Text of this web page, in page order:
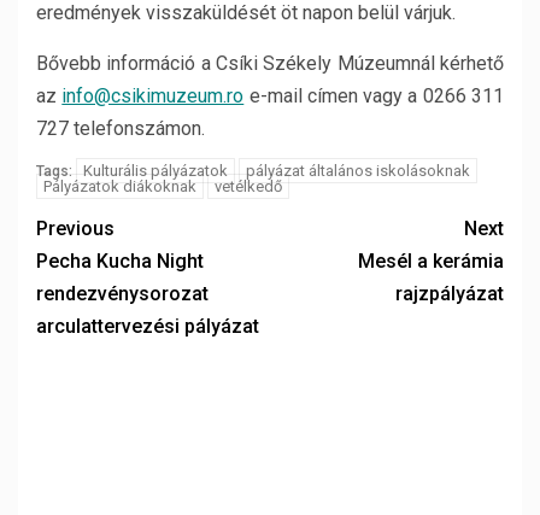
eredmények visszaküldését öt napon belül várjuk.
Bővebb információ a Csíki Székely Múzeumnál kérhető
az info@csikimuzeum.ro e-mail címen vagy a 0266 311
727 telefonszámon.
Tags: Kulturális pályázatok
pályázat általános iskolásoknak
Pályázatok diákoknak
vetélkedő
Previous
Pecha Kucha Night
rendezvénysorozat
arculattervezési pályázat
Next
Mesél a kerámia
rajzpályázat